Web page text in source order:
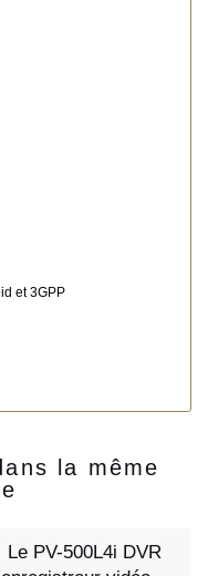
et 3GPP
la même